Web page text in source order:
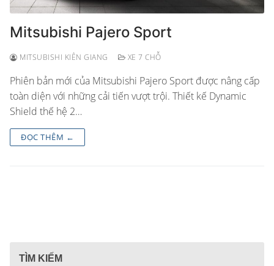
Mitsubishi Pajero Sport
MITSUBISHI KIÊN GIANG XE 7 CHỖ
Phiên bản mới của Mitsubishi Pajero Sport được nâng cấp
toàn diện với những cải tiến vượt trội. Thiết kế Dynamic
Shield thế hệ 2…
ĐỌC THÊM ←
TÌM KIẾM